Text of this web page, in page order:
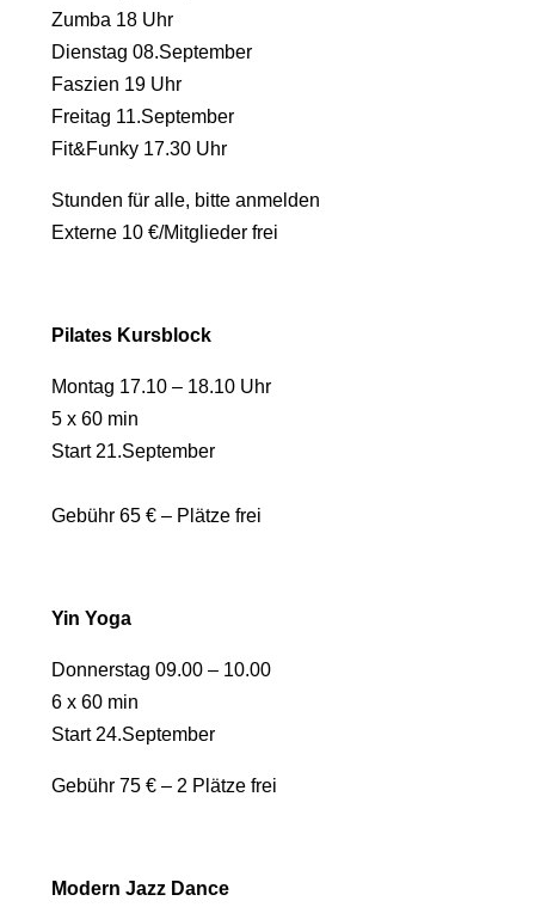
Zumba 18 Uhr
Dienstag 08.September
Faszien 19 Uhr
Freitag 11.September
Fit&Funky 17.30 Uhr
Stunden für alle, bitte anmelden
Externe 10 €/Mitglieder frei
Pilates Kursblock
Montag 17.10 – 18.10 Uhr
5 x 60 min
Start 21.September
Gebühr 65 € – Plätze frei
Yin Yoga
Donnerstag 09.00 – 10.00
6 x 60 min
Start 24.September
Gebühr 75 € – 2 Plätze frei
Modern Jazz Dance